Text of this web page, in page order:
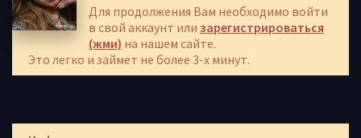
Для продолжения Вам необходимо войти
в свой аккаунт или зарегистрироваться
(жми) на нашем сайте.
Это легко и займет не более 3-х минут.